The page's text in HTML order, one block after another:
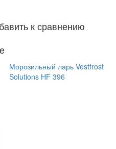
к сравнению
Морозильный ларь Vestfrost
Solutions HF 396